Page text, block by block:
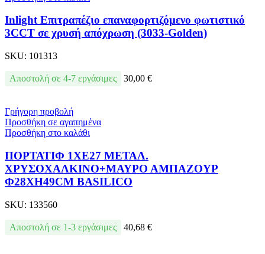
Inlight Επιτραπέζιο επαναφορτιζόμενο φωτιστικό
3CCT σε χρυσή απόχρωση (3033-Golden)
SKU: 101313
Αποστολή σε 4-7 εργάσιμες 30,00 €
Γρήγορη προβολή
Προσθήκη σε αγαπημένα
Προσθήκη στο καλάθι
ΠΟΡΤΑΤΙΦ 1ΧΕ27 ΜΕΤΑΛ.
ΧΡΥΣΟΧΑΛΚΙΝΟ+ΜΑΥΡΟ ΑΜΠΑΖΟΥΡ
Φ28ΧΗ49CM BASILICO
SKU: 133560
Αποστολή σε 1-3 εργάσιμες 40,68 €